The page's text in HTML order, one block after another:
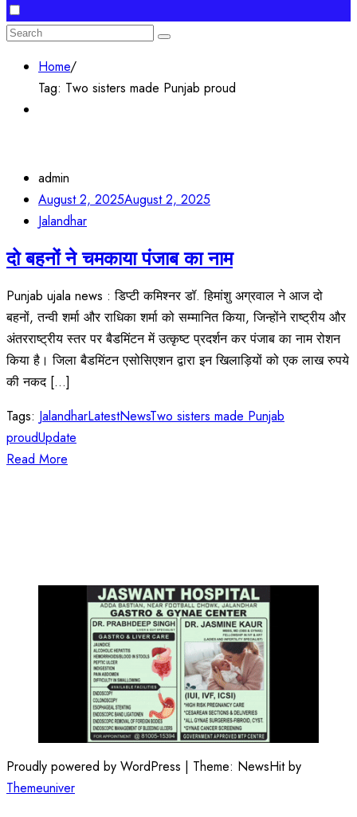
Search
Home/
Tag: Two sisters made Punjab proud
admin
August 2, 2025August 2, 2025
Jalandhar
दो बहनों ने चमकाया पंजाब का नाम
Punjab ujala news : डिप्टी कमिश्नर डॉ. हिमांशु अग्रवाल ने आज दो
बहनों, तन्वी शर्मा और राधिका शर्मा को सम्मानित किया, जिन्होंने राष्ट्रीय और
अंतरराष्ट्रीय स्तर पर बैडमिंटन में उत्कृष्ट प्रदर्शन कर पंजाब का नाम रोशन
किया है। जिला बैडमिंटन एसोसिएशन द्वारा इन खिलाड़ियों को एक लाख रुपये
की नकद [...]
Tags: JalandharLatestNewsTwo sisters made Punjab
proudUpdate
Read More
Proudly powered by WordPress | Theme: NewsHit by
Themeuniver